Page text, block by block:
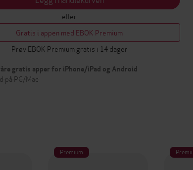
eller
Gratis i appen med EBOK Premium
Prøv EBOK Premium gratis i 14 dager
gratis apper for iPhone/iPad og Android
på PC/Mac
Premium